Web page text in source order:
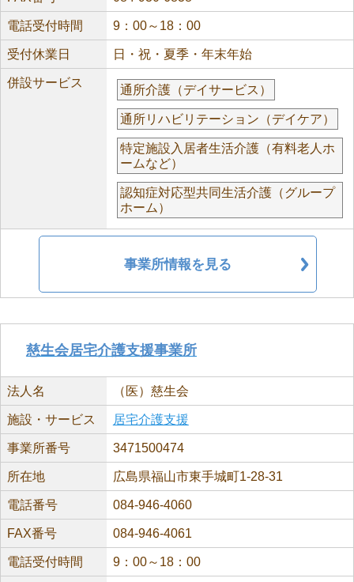
電話受付時間 9：00～18：00
受付休業日 日・祝・夏季・年末年始
併設サービス
通所介護（デイサービス）
通所リハビリテーション（デイケア）
特定施設入居者生活介護（有料老人ホ
ームなど）
認知症対応型共同生活介護（グループ
ホーム）
事業所情報を見る
慈生会居宅介護支援事業所
法人名 （医）慈生会
施設・サービス 居宅介護支援
事業所番号 3471500474
所在地 広島県福山市東手城町1-28-31
電話番号 084-946-4060
FAX番号 084-946-4061
電話受付時間 9：00～18：00